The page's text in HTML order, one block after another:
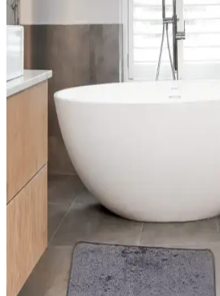
arada sunar. Çeşitli modeller ve renk
sıcak atmosferler kazandırır.
Ev Dekorasyonunda Halı ve
Malzemeler ve Pratik Tavsiyeler
Halı ve kilimler, ev dekorasyonunda
unsurlardır. Doğru seçimler, yaşam
Güncel trendler ve pratik önerilerle evinizi
Estetik ve Pratik Halı
Güncel Uygulama Yöntemleri ve
Seçenekleri
Halıların dekorasyondaki önemi, renk ve
teknikleri ve malzeme seçimleriyle
fonksiyonellik kazandırma yolları
Yatak Odası Dekorasyonunda